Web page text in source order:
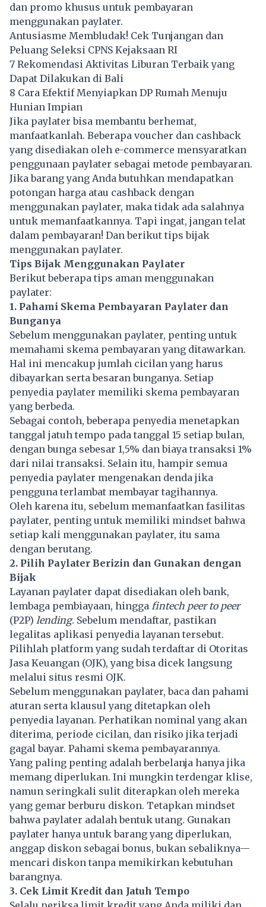
dan promo khusus untuk pembayaran
menggunakan paylater.
Antusiasme Membludak! Cek Tunjangan dan
Peluang Seleksi CPNS Kejaksaan RI
7 Rekomendasi Aktivitas Liburan Terbaik yang
Dapat Dilakukan di Bali
8 Cara Efektif Menyiapkan DP Rumah Menuju
Hunian Impian
Jika paylater bisa membantu berhemat,
manfaatkanlah. Beberapa voucher dan cashback
yang disediakan oleh e-commerce mensyaratkan
penggunaan paylater sebagai metode pembayaran.
Jika barang yang Anda butuhkan mendapatkan
potongan harga atau cashback dengan
menggunakan paylater, maka tidak ada salahnya
untuk memanfaatkannya. Tapi ingat, jangan telat
dalam pembayaran! Dan berikut tips bijak
menggunakan paylater.
Tips Bijak Menggunakan Paylater
Berikut beberapa tips aman menggunakan
paylater:
1. Pahami Skema Pembayaran Paylater dan
Bunganya
Sebelum menggunakan paylater, penting untuk
memahami skema pembayaran yang ditawarkan.
Hal ini mencakup jumlah cicilan yang harus
dibayarkan serta besaran bunganya. Setiap
penyedia paylater memiliki skema pembayaran
yang berbeda.
Sebagai contoh, beberapa penyedia menetapkan
tanggal jatuh tempo pada tanggal 15 setiap bulan,
dengan bunga sebesar 1,5% dan biaya transaksi 1%
dari nilai transaksi. Selain itu, hampir semua
penyedia paylater mengenakan denda jika
pengguna terlambat membayar tagihannya.
Oleh karena itu, sebelum memanfaatkan fasilitas
paylater, penting untuk memiliki mindset bahwa
setiap kali menggunakan paylater, itu sama
dengan berutang.
2. Pilih Paylater Berizin dan Gunakan dengan
Bijak
Layanan paylater dapat disediakan oleh bank,
lembaga pembiayaan, hingga fintech peer to peer
(P2P) lending. Sebelum mendaftar, pastikan
legalitas aplikasi penyedia layanan tersebut.
Pilihlah platform yang sudah terdaftar di Otoritas
Jasa Keuangan (OJK), yang bisa dicek langsung
melalui situs resmi OJK.
Sebelum menggunakan paylater, baca dan pahami
aturan serta klausul yang ditetapkan oleh
penyedia layanan. Perhatikan nominal yang akan
diterima, periode cicilan, dan risiko jika terjadi
gagal bayar. Pahami skema pembayarannya.
Yang paling penting adalah berbelanja hanya jika
memang diperlukan. Ini mungkin terdengar klise,
namun seringkali sulit diterapkan oleh mereka
yang gemar berburu diskon. Tetapkan mindset
bahwa paylater adalah bentuk utang. Gunakan
paylater hanya untuk barang yang diperlukan,
anggap diskon sebagai bonus, bukan sebaliknya—
mencari diskon tanpa memikirkan kebutuhan
barangnya.
3. Cek Limit Kredit dan Jatuh Tempo